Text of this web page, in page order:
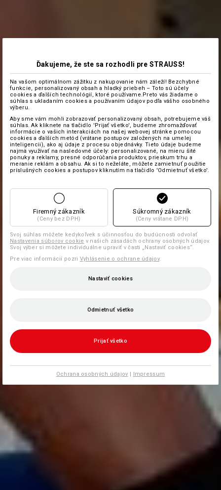
Ďakujeme, že ste sa rozhodli pre STRAUSS!
Na vašom optimálnom zážitku z nakupovanie nám záleží! Bezchybné
funkcie, personalizovaný obsah a hladký priebeh – Toto sú účely
cookies a ďalších technológií, ktoré používame.Preto vás žiadame o
súhlas s ukladaním cookies a používaním údajov podľa vášho osobného
výberu.
Aby sme vám mohli zobrazovať personalizovaný obsah, potrebujeme váš
súhlas. Ak kliknete na tlačidlo 'Prijať všetko', budeme zhromažďovať
informácie o vašich interakciách na našej webovej stránke pomocou
cookies a ďalších metód (vrátane postupov založených na umelej
inteligencii), ako aj údaje z procesu objednávky. Tieto údaje budeme
najmä využívať na nasledovné účely: personalizované, na mieru šité
ponuky a reklamy, presné odporúčania produktov, prieskum trhu a
meranie reklám a obsahu. Ak si to neželáte, môžete zamietnuť použitie
príslušných cookies a postupov kliknutím na tlačidlo 'Odmietnuť všetko'.
Firemný zákazník
(Ceny bez DPH)
Súkromný zákazník
(Ceny vrátane DPH)
Svoj súhlas môžete kedykoľvek s účinnosťou do budúcnosti odvolať
Nastavenia súborov cookie v našich zásadách ochrany osobných údajov.
Svoj výber si môžete individuálne upraviť v časti „Nastaviť cookies“.
Pre viac informácií pozri Vyhlásenie o ochrane údajov.
Nastaviť cookies
Odmietnuť všetko
Prijať všetko
Ochrana osobných údajov | Impressum